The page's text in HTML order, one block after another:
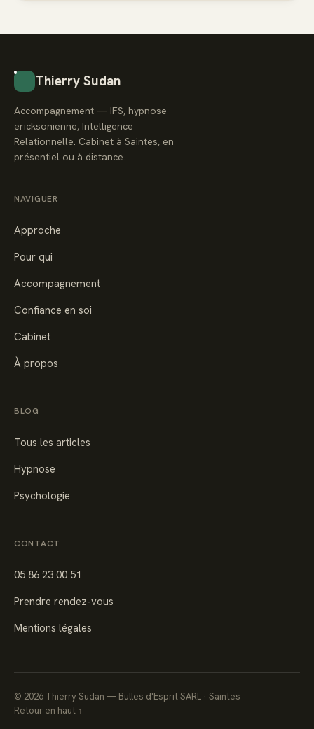
Thierry Sudan
Accompagnement — IFS, hypnose
ericksonienne, Intelligence
Relationnelle. Cabinet à Saintes, en
présentiel ou à distance.
NAVIGUER
Approche
Pour qui
Accompagnement
Confiance en soi
Cabinet
À propos
BLOG
Tous les articles
Hypnose
Psychologie
CONTACT
05 86 23 00 51
Prendre rendez-vous
Mentions légales
© 2026 Thierry Sudan — Bulles d'Esprit SARL · Saintes
Retour en haut ↑